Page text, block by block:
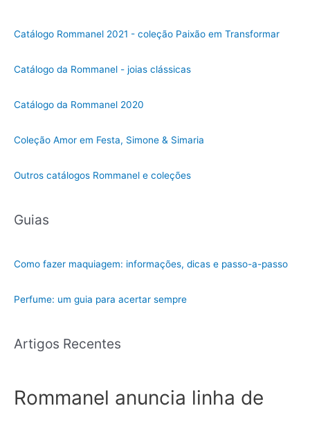
Catálogo Rommanel 2021 - coleção Paixão em Transformar
Catálogo da Rommanel - joias clássicas
Catálogo da Rommanel 2020
Coleção Amor em Festa, Simone & Simaria
Outros catálogos Rommanel e coleções
Guias
Como fazer maquiagem: informações, dicas e passo-a-passo
Perfume: um guia para acertar sempre
Artigos Recentes
Rommanel anuncia linha de